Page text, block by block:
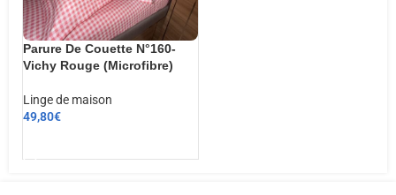
Parure De Couette N°160-
Vichy Rouge (Microfibre)
Linge de maison
49,80€